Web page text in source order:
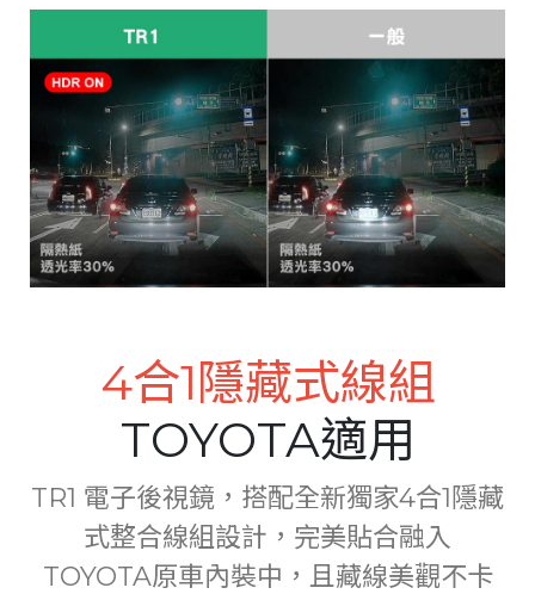
4合1隱藏式線組
TOYOTA適用
TR1 電子後視鏡，搭配全新獨家4合1隱藏
式整合線組設計，完美貼合融入
TOYOTA原車內裝中，且藏線美觀不卡